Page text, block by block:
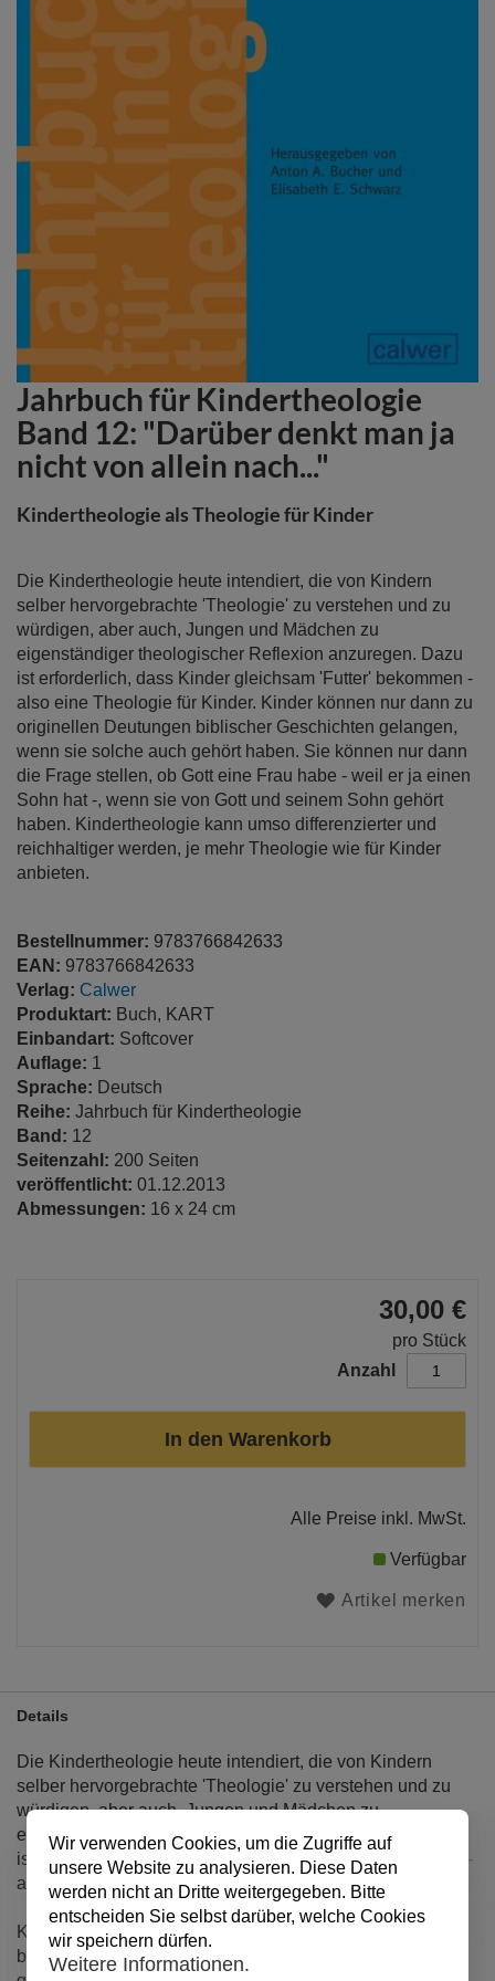
Jahrbuch für Kindertheologie
Band 12: "Darüber denkt man ja
nicht von allein nach..."
Kindertheologie als Theologie für Kinder
Die Kindertheologie heute intendiert, die von Kindern
selber hervorgebrachte 'Theologie' zu verstehen und zu
würdigen, aber auch, Jungen und Mädchen zu
eigenständiger theologischer Reflexion anzuregen. Dazu
ist erforderlich, dass Kinder gleichsam 'Futter' bekommen -
also eine Theologie für Kinder. Kinder können nur dann zu
originellen Deutungen biblischer Geschichten gelangen,
wenn sie solche auch gehört haben. Sie können nur dann
die Frage stellen, ob Gott eine Frau habe - weil er ja einen
Sohn hat -, wenn sie von Gott und seinem Sohn gehört
haben. Kindertheologie kann umso differenzierter und
reichhaltiger werden, je mehr Theologie wie für Kinder
anbieten.
Bestellnummer: 9783766842633
EAN: 9783766842633
Verlag: Calwer
Produktart: Buch, KART
Einbandart: Softcover
Auflage: 1
Sprache: Deutsch
Reihe: Jahrbuch für Kindertheologie
Band: 12
Seitenzahl: 200 Seiten
veröffentlicht: 01.12.2013
Abmessungen: 16 x 24 cm
Zum
Anfang
der
Bildergalerie
30,00 €
pro Stück
Anzahl
In den Warenkorb
Alle Preise inkl. MwSt.
Verfügbar
Artikel merken
Details
Die Kindertheologie heute intendiert, die von Kindern
selber hervorgebrachte 'Theologie' zu verstehen und zu
würdigen, aber auch, Jungen und Mädchen zu
eigenständiger theologischer Reflexion anzuregen. Dazu
ist erforderlich, dass Kinder gleichsam 'Futter' bekommen -
also eine Theologie für Kinder.
Kinder können nur dann zu originellen Deutungen
biblischer Geschichten gelangen, wenn sie solche auch
Wir verwenden Cookies, um die Zugriffe auf
unsere Website zu analysieren. Diese Daten
werden nicht an Dritte weitergegeben. Bitte
entscheiden Sie selbst darüber, welche Cookies
wir speichern dürfen.
Weitere Informationen.